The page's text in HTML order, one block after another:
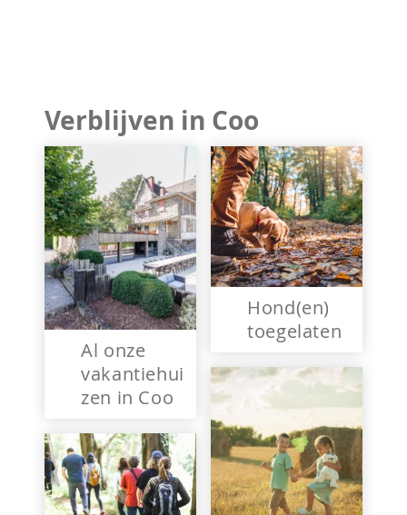
Verblijven in Coo
Al onze
vakantiehui
zen in Coo
Hond(en)
toegelaten